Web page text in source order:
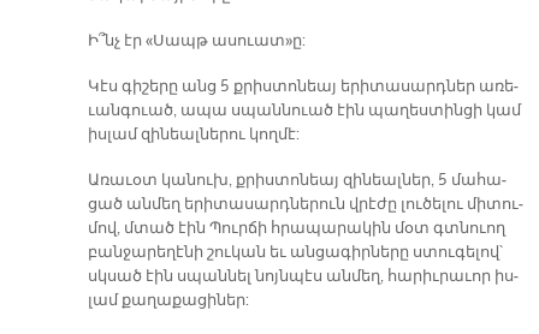
Ի՞նչ էր «Սապթ ա­սուատ»ը:
Կէս գի­շե­րը անց 5 քրիս­տո­նեայ ե­րի­տա­սարդ­ներ ա­ռե­
ւան­գուած, ա­պա սպան­նուած էին պա­ղես­տին­ցի կամ
իս­լամ զի­նեալ­նե­րու կող­մէ:
Ա­ռա­ւօտ կա­նուխ, քրիս­տո­նեայ զի­նեալ­ներ, 5 մա­հա­
ցած ան­մեղ ե­րի­տա­սարդ­նե­րուն վրէ­ժը լու­ծե­լու մի­տու­
մով, մտած էին Պուր­ճի հրա­պա­րա­կին մօտ գտնուող
բան­ջա­րե­ղէ­նի շու­կան եւ ան­ցա­գիր­նե­րը ստու­գե­լով՝
սկսած էին սպան­նել նոյն­պէս ան­մեղ, հա­րիւ­րա­ւոր իս­
լամ քա­ղա­քա­ցի­ներ: